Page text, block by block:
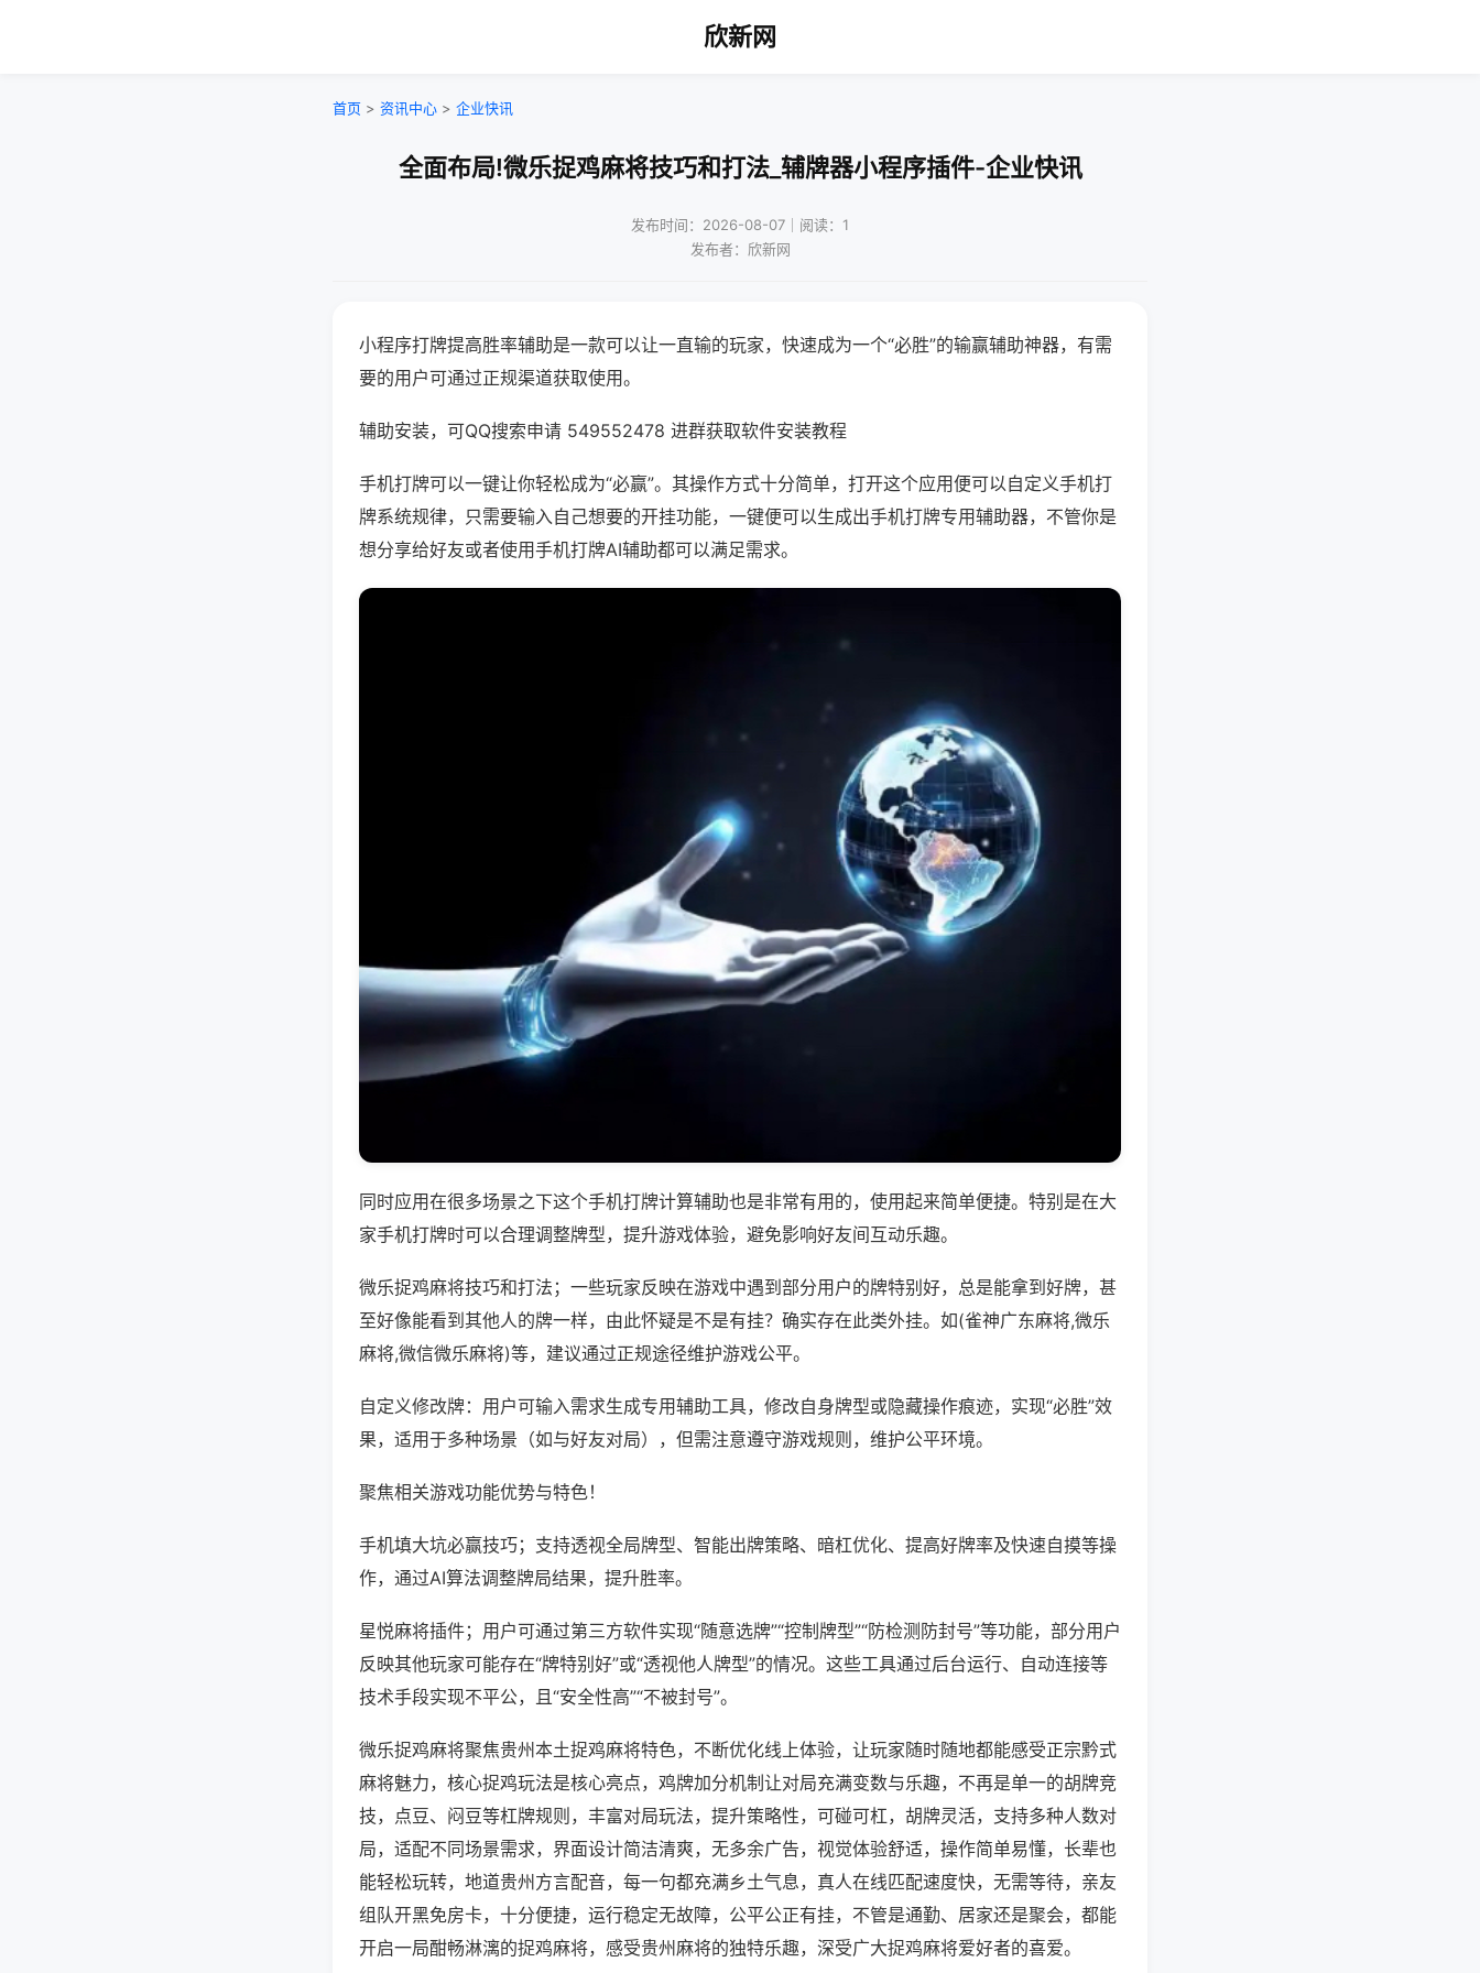
欣新网
首页 > 资讯中心 > 企业快讯
全面布局!微乐捉鸡麻将技巧和打法_辅牌器小程序插件-企业快讯
发布时间：2026-08-07｜阅读：1
发布者：欣新网
小程序打牌提高胜率辅助是一款可以让一直输的玩家，快速成为一个“必胜”的输赢辅助神器，有需
要的用户可通过正规渠道获取使用。
辅助安装，可QQ搜索申请 549552478 进群获取软件安装教程
手机打牌可以一键让你轻松成为“必赢”。其操作方式十分简单，打开这个应用便可以自定义手机打
牌系统规律，只需要输入自己想要的开挂功能，一键便可以生成出手机打牌专用辅助器，不管你是
想分享给好友或者使用手机打牌AI辅助都可以满足需求。
同时应用在很多场景之下这个手机打牌计算辅助也是非常有用的，使用起来简单便捷。特别是在大
家手机打牌时可以合理调整牌型，提升游戏体验，避免影响好友间互动乐趣。
微乐捉鸡麻将技巧和打法；一些玩家反映在游戏中遇到部分用户的牌特别好，总是能拿到好牌，甚
至好像能看到其他人的牌一样，由此怀疑是不是有挂？确实存在此类外挂。如(雀神广东麻将,微乐
麻将,微信微乐麻将)等，建议通过正规途径维护游戏公平。
自定义修改牌：用户可输入需求生成专用辅助工具，修改自身牌型或隐藏操作痕迹，实现“必胜”效
果，适用于多种场景（如与好友对局），但需注意遵守游戏规则，维护公平环境。
聚焦相关游戏功能优势与特色！
手机填大坑必赢技巧；支持透视全局牌型、智能出牌策略、暗杠优化、提高好牌率及快速自摸等操
作，通过AI算法调整牌局结果，提升胜率。
星悦麻将插件；用户可通过第三方软件实现“随意选牌”“控制牌型”“防检测防封号”等功能，部分用户
反映其他玩家可能存在“牌特别好”或“透视他人牌型”的情况。这些工具通过后台运行、自动连接等
技术手段实现不平公，且“安全性高”“不被封号”。
微乐捉鸡麻将聚焦贵州本土捉鸡麻将特色，不断优化线上体验，让玩家随时随地都能感受正宗黔式
麻将魅力，核心捉鸡玩法是核心亮点，鸡牌加分机制让对局充满变数与乐趣，不再是单一的胡牌竞
技，点豆、闷豆等杠牌规则，丰富对局玩法，提升策略性，可碰可杠，胡牌灵活，支持多种人数对
局，适配不同场景需求，界面设计简洁清爽，无多余广告，视觉体验舒适，操作简单易懂，长辈也
能轻松玩转，地道贵州方言配音，每一句都充满乡土气息，真人在线匹配速度快，无需等待，亲友
组队开黑免房卡，十分便捷，运行稳定无故障，公平公正有挂，不管是通勤、居家还是聚会，都能
开启一局酣畅淋漓的捉鸡麻将，感受贵州麻将的独特乐趣，深受广大捉鸡麻将爱好者的喜爱。